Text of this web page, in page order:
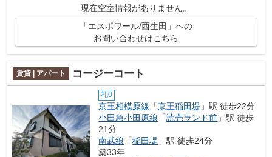
現在空室情報がありません。
「エスポワール/西生田」への
お問い合わせはこちら
賃貸 | アパート コージーコート
礼0
京王相模原線 「京王稲田堤 」駅 徒歩22分
小田急小田原線 「読売ランド前 」駅 徒歩
21分
南武線 「稲田堤 」駅 徒歩24分
築33年